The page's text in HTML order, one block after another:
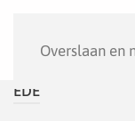
Overslaan en
EDE